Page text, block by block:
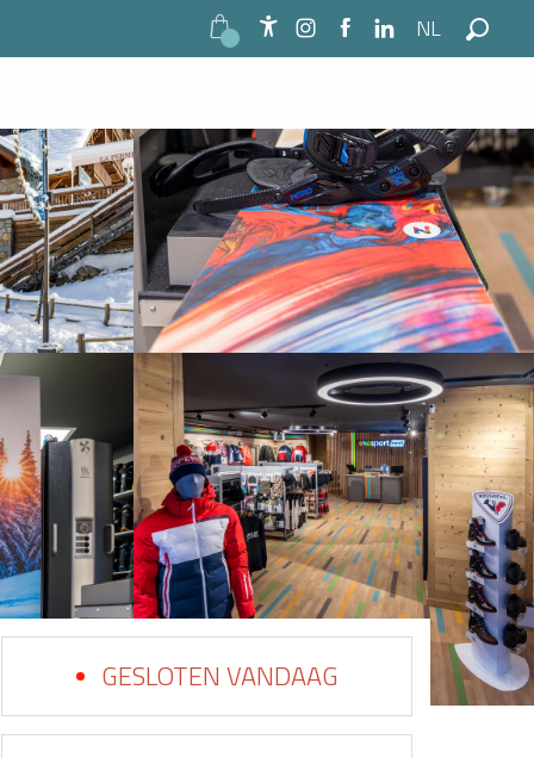
Accessibilité
NL
Zoek
Zie foto's (9)
GESLOTEN VANDAAG